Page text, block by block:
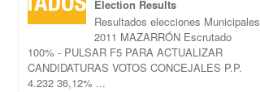
Election Results
Resultados elecciones Municipales
2011 MAZARRÓN Escrutado
100% - PULSAR F5 PARA ACTUALIZAR
CANDIDATURAS VOTOS CONCEJALES P.P.
4.232 36,12% ...